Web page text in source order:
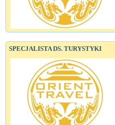
SPECJALISTA DS. TURYSTYKI